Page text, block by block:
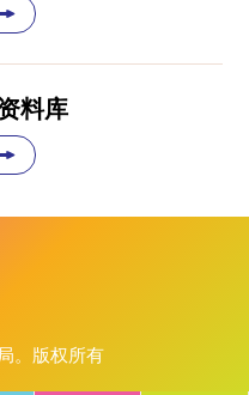
料库
。版权所有